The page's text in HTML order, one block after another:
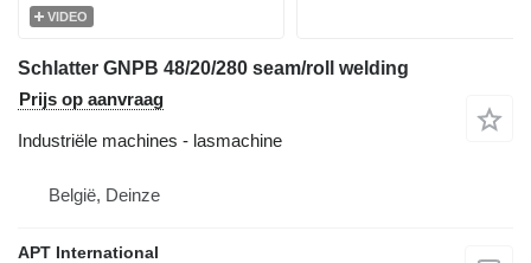
VIDEO
Schlatter GNPB 48/20/280 seam/roll welding
Prijs op aanvraag
Industriële machines - lasmachine
België, Deinze
APT International